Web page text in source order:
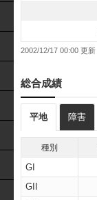
2002/12/17 00:00
総合成績
平地 障害
種別
GI
GII